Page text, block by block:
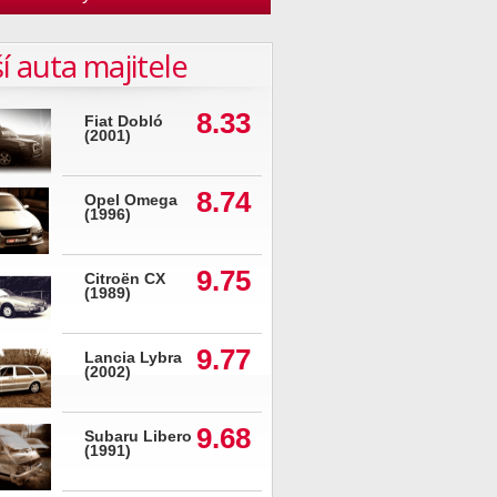
auta majitele
Fiat Dobló
(2001)
8.33
Opel Omega
(1996)
8.74
Citroën CX
(1989)
9.75
Lancia Lybra
(2002)
9.77
Subaru Libero
(1991)
9.68